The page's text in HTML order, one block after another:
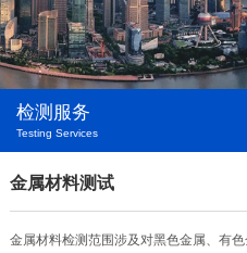
检测服务
Testing Services
金属材料测试
金属材料检测范围涉及对黑色金属、有